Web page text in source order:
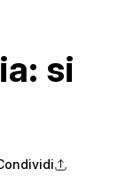
si